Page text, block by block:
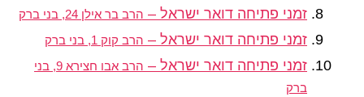
זמני פתיחה דואר ישראל – הרב בר אילן 24, בני ברק
זמני פתיחה דואר ישראל – הרב קוק 1, בני ברק
זמני פתיחה דואר ישראל –
הרב אבו חצירא 9, בני
ברק